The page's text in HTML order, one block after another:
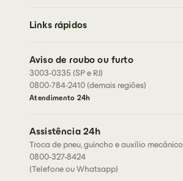
Sustentabilidade
Carro
Residencial
Condições Gerais
Fazer cotação
Links rápidos
Cartão de assistência
Fale conosco
Aviso de roubo ou furto
3003-0335 (SP e RJ)
0800-784-2410 (demais regiões)
Atendimento 24h
Assistência 24h
Troca de pneu, guincho e auxílio mecânico
0800-327-8424
(Telefone ou Whatsapp)